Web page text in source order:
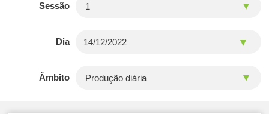
Sessão
Dia
Âmbito